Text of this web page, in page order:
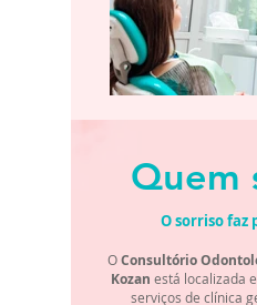
Quem
O sorriso faz
OConsultório
Kozan está localizada
serviços de clínica